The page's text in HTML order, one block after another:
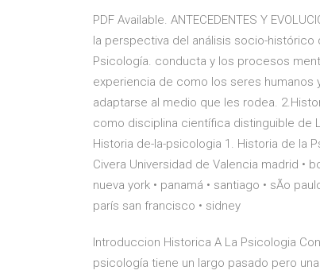
PDF Available. ANTECEDENTES Y
la perspectiva del análisis socio-
Psicología. conducta y los procesos
experiencia de como los seres humanos
adaptarse al medio que les rodea.
como disciplina científica distinguible de
Historia de-la-psicologia 1. Historia de la
Civera Universidad de Valencia madrid •
nueva york • panamá • santiago • sÃo
parís san francisco • sidney
Introduccion Historica A La Psicologia
psicología tiene un largo pasado pero una